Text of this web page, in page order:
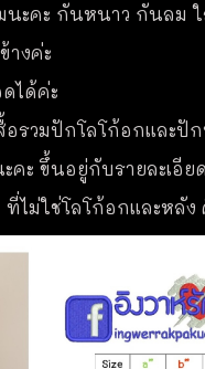
นะคะ กันหนาว กันลม
างค่ะ
ได้ค่ะ
อรวมปักโลโก้อกและปั
ะ ขึ้นอยู่กับรายละเอีย
ไม่ใช่โลโก้อกและหลั